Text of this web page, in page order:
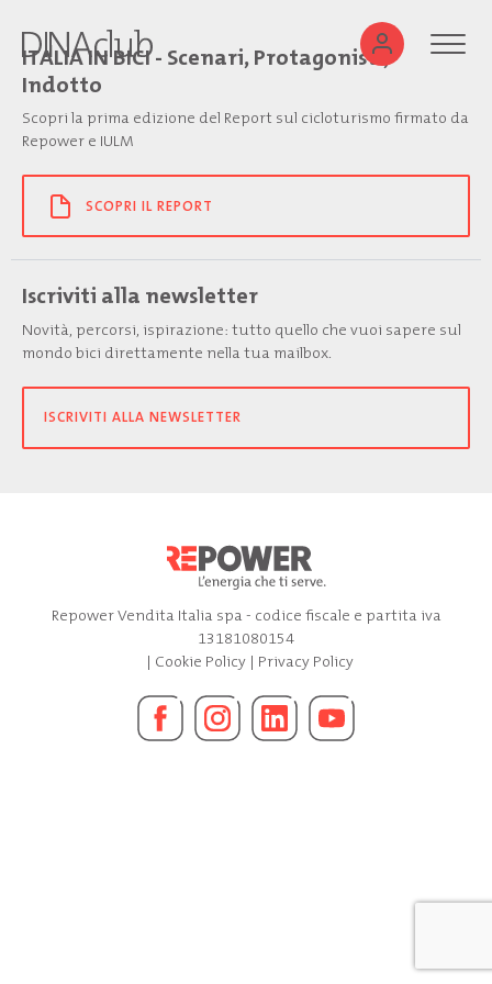
ITALIA IN BICI - Scenari, Protagonisti,
Indotto
Scopri la prima edizione del Report sul cicloturismo firmato da
Repower e IULM
SCOPRI IL REPORT
Iscriviti alla newsletter
Novità, percorsi, ispirazione: tutto quello che vuoi sapere sul
mondo bici direttamente nella tua mailbox.
ISCRIVITI ALLA NEWSLETTER
Repower Vendita Italia spa - codice fiscale e partita iva
13181080154
| Cookie Policy| Privacy Policy